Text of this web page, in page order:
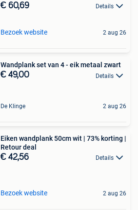
€ 60,69 Details
Bezoek website 2 aug 26
Wandplank set van 4 - eik metaal zwart
€ 49,00 Details
De Klinge 2 aug 26
Eiken wandplank 50cm wit | 73% korting |
Retour deal
€ 42,56 Details
Bezoek website 2 aug 26